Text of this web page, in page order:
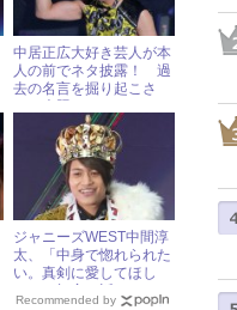
中居正広大好き芸人が本
人の前でネタ披露！ 過
去の名言を掘り起こさ
ジャニーズWEST中間淳
太、「中身で惚れられた
い。真剣に愛してほし
Recommended by